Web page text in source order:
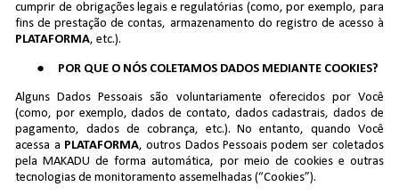
cumprir de obrigações legais e regulatórias (como, por exemplo, para
fins de prestação de contas, armazenamento do registro de acesso à
PLATAFORMA, etc.).
POR QUE O NÓS COLETAMOS DADOS MEDIANTE COOKIES?
Alguns Dados Pessoais são voluntariamente oferecidos por Você
(como, por exemplo, dados de contato, dados cadastrais, dados de
pagamento, dados de cobrança, etc.). No entanto, quando Você
acessa a PLATAFORMA, outros Dados Pessoais podem ser coletados
pela MAKADU de forma automática, por meio de cookies e outras
tecnologias de monitoramento assemelhadas (“Cookies”).